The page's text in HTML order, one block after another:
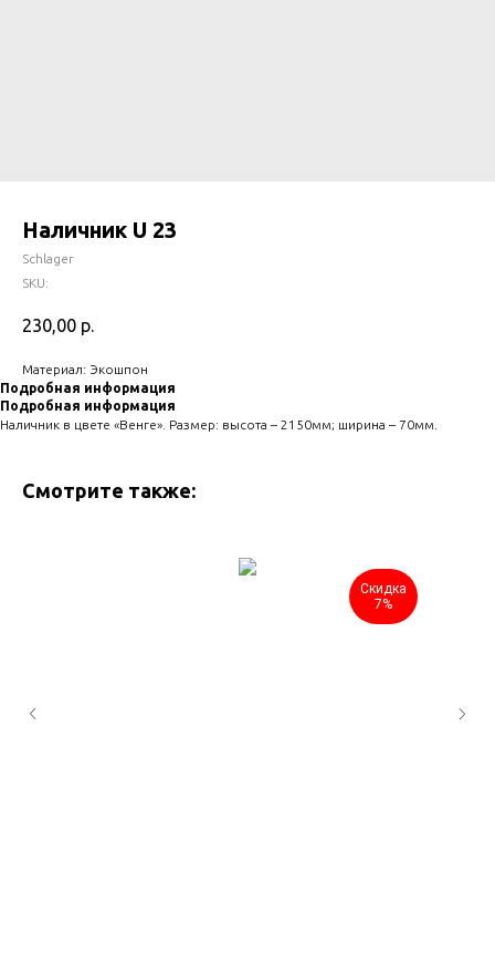
Наличник U 23
Schlager
SKU:
230,00 р.
Материал: Экошпон
Подробная информация
Подробная информация
Наличник в цвете «Венге». Размер: высота – 2150мм; ширина – 70мм.
Смотрите также:
Скидка
7%